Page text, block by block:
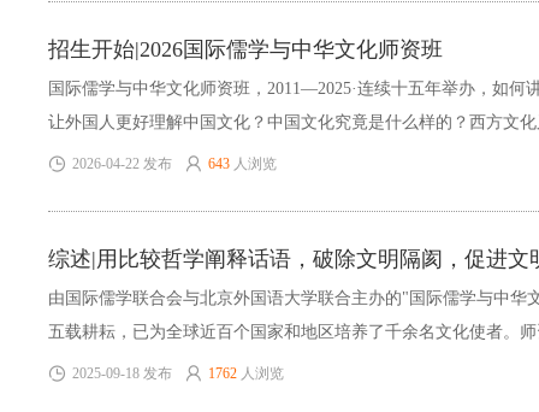
招生开始|2026国际儒学与中华文化师资班
国际儒学与中华文化师资班，2011—2025·连续十五年举办，如何
让外国人更好理解中国文化？中国文化究竟是什么样的？西方文
比较哲学为阐释境域，在中西镜鉴中厘清误读、走出困境。在互
2026-04-22 发布 643 人浏览
综述|用比较哲学阐释话语，破除文明隔阂，促进文
由国际儒学联合会与北京外国语大学联合主办的"国际儒学与中华
五载耕耘，已为全球近百个国家和地区培养了千余名文化使者。
释话语，破除文明隔阂，促进文明交流，中国哲学固有的互系性
2025-09-18 发布 1762 人浏览